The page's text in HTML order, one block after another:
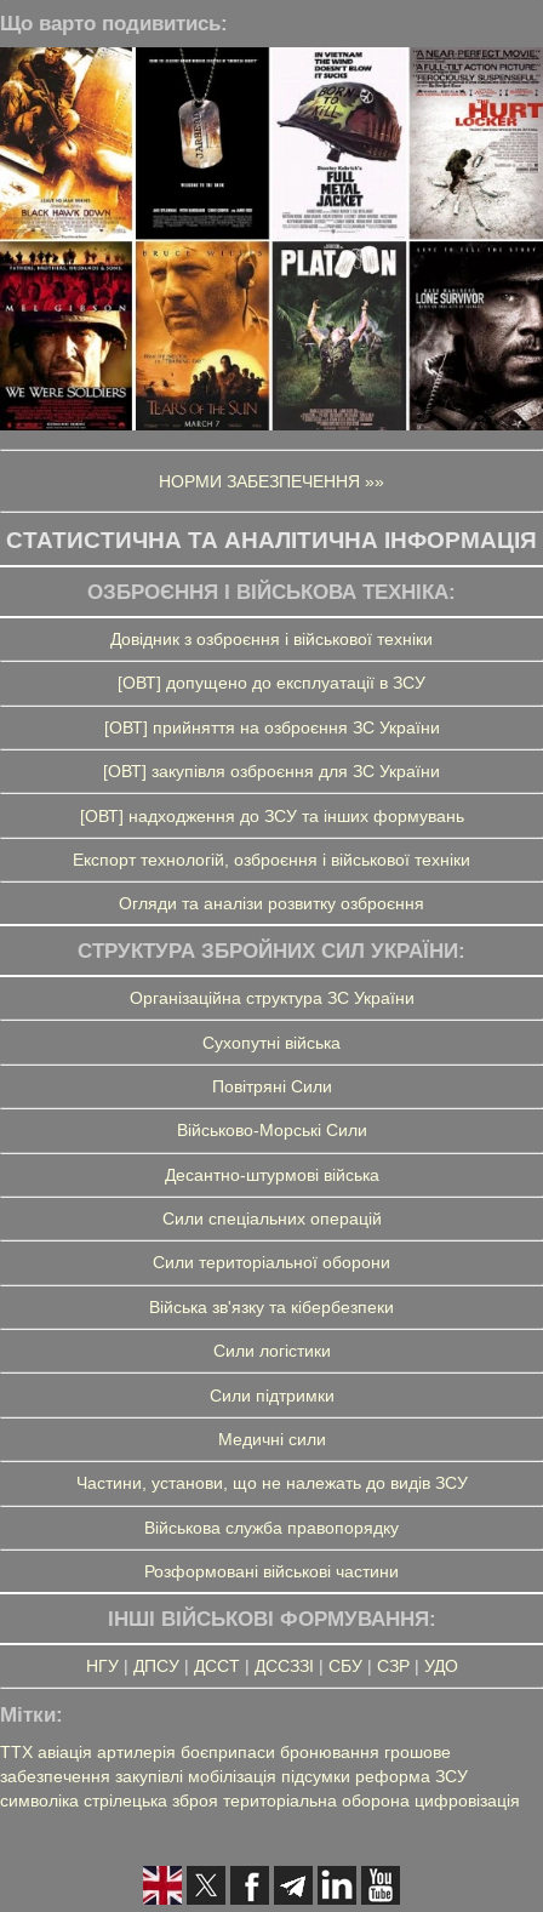
Що варто подивитись:
НОРМИ ЗАБЕЗПЕЧЕННЯ »»
СТАТИСТИЧНА ТА АНАЛІТИЧНА ІНФОРМАЦІЯ
ОЗБРОЄННЯ І ВІЙСЬКОВА ТЕХНІКА:
Довідник з озброєння і військової техніки
[ОВТ] допущено до експлуатації в ЗСУ
[ОВТ] прийняття на озброєння ЗС України
[ОВТ] закупівля озброєння для ЗС України
[ОВТ] надходження до ЗСУ та інших формувань
Експорт технологій, озброєння і військової техніки
Огляди та аналізи розвитку озброєння
СТРУКТУРА ЗБРОЙНИХ СИЛ УКРАЇНИ:
Організаційна структура ЗС України
Сухопутні війська
Повітряні Сили
Військово-Морські Сили
Десантно-штурмові війська
Сили спеціальних операцій
Сили територіальної оборони
Війська зв'язку та кібербезпеки
Сили логістики
Сили підтримки
Медичні сили
Частини, установи, що не належать до видів ЗСУ
Військова служба правопорядку
Розформовані військові частини
ІНШІ ВІЙСЬКОВІ ФОРМУВАННЯ:
НГУ| ДПСУ| ДССТ| ДССЗЗІ | СБУ| СЗР| УДО
Мітки:
ТТХ авіація артилерія боєприпаси бронювання грошове
забезпечення закупівлі мобілізація підсумки реформа ЗСУ
символіка стрілецька зброя територіальна оборона цифровізація